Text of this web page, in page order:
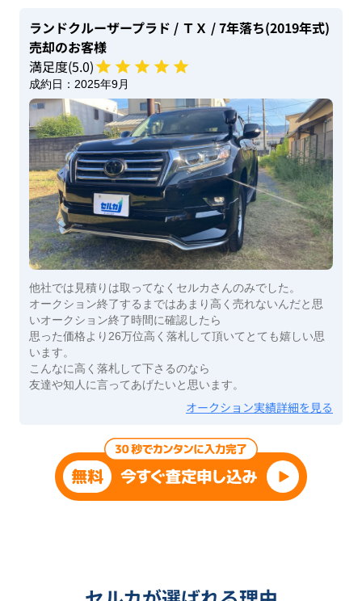
ランドクルーザープラド / ＴＸ / 7年落ち(2019年式)
売却のお客様
満足度(5.0)
成約日： 2025年9月
他社では見積りは取ってなくセルカさんのみでした。
オークション終了するまではあまり高く売れないんだと思
いオークション終了時間に確認したら
思った価格より26万位高く落札して頂いてとても嬉しい思
います。
こんなに高く落札して下さるのなら
友達や知人に言ってあげたいと思います。
オークション実績詳細を見る